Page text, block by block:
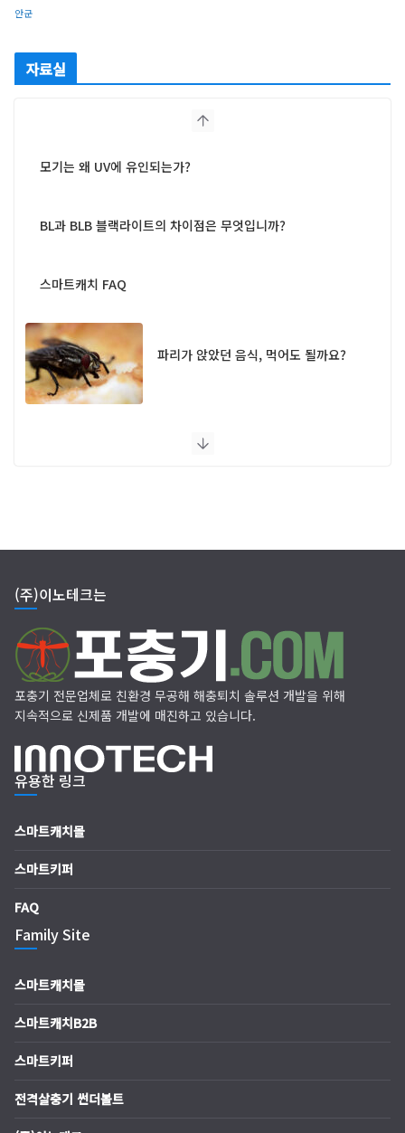
안군
자료실
모기는 왜 UV에 유인되는가?
BL과 BLB 블랙라이트의 차이점은 무엇입니까?
스마트캐치 FAQ
파리가 앉았던 음식, 먹어도 될까요?
(주)이노테크는
포충기 전문업체로 친환경 무공해 해충퇴치 솔루션 개발을 위해
지속적으로 신제품 개발에 매진하고 있습니다.
유용한 링크
스마트캐치몰
스마트키퍼
FAQ
Family Site
스마트캐치몰
스마트캐치B2B
스마트키퍼
전격살충기 썬더볼트